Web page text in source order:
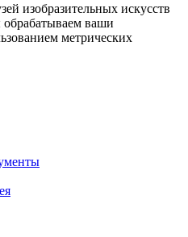
изобразительных искусств
обрабатываем ваши
метрических